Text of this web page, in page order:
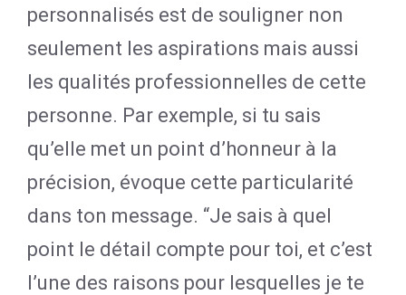
personnalisés est de souligner non
seulement les aspirations mais aussi
les qualités professionnelles de cette
personne. Par exemple, si tu sais
qu’elle met un point d’honneur à la
précision, évoque cette particularité
dans ton message. “Je sais à quel
point le détail compte pour toi, et c’est
l’une des raisons pour lesquelles je te